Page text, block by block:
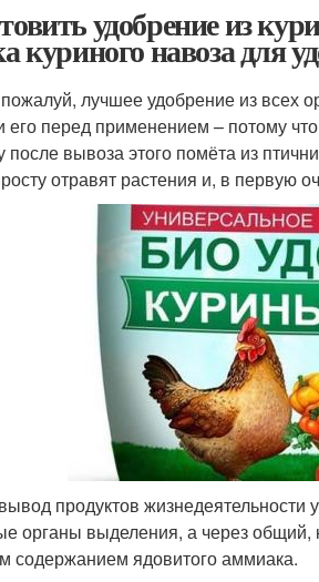
удобрение из
куриного навоза для
лучшее удобрение из всех
перед применением – потому
после вывоза этого помёта из
отравят растения и, в первую
продуктов жизнедеятельности
органы выделения, а через
содержанием ядовитого аммиака.